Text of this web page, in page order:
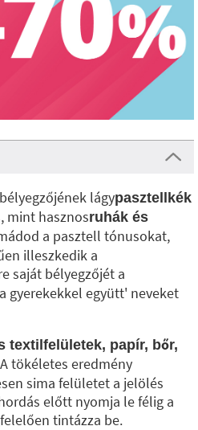
lágypasztellkék
mint hasznosruhák és
a pasztell tónusokat,
illeszkedik a
saját bélyegzőjét a
gyerekekkel együtt' neveket
textilfelületek, papír, bőr,
tökéletes eredmény
sima felületet a jelölés
előtt nyomja le félig a
tintázza be.